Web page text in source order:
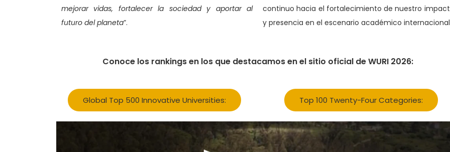
mejorar vidas, fortalecer la sociedad y aportar al
futuro del planeta”.
continuo hacia el fortalecimiento de nuestro
y presencia en el escenario académico
Conoce los rankings en los que destacamos en el sitio oficial de WURI 2026:
Global Top 500 Innovative Universities: Top 100 Twenty-Four Categories: